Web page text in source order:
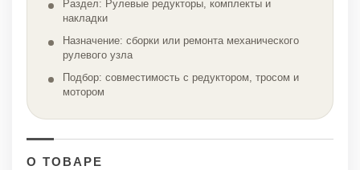
Раздел: Рулевые редукторы, комплекты и
накладки
Назначение: сборки или ремонта механического
рулевого узла
Подбор: совместимость с редуктором, тросом и
мотором
О ТОВАРЕ